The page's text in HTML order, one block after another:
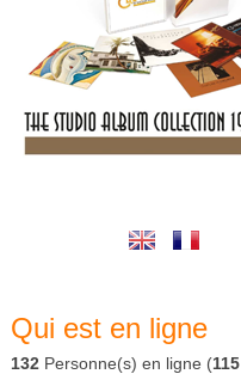
Qui est en ligne
132 Personne(s) en ligne (115